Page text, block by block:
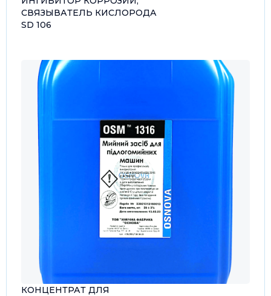
СВЯЗЫВАТЕЛЬ КИСЛОРОДА
SD 106
КОНЦЕНТРАТ ДЛЯ